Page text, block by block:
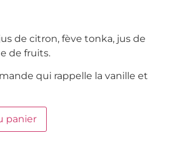
de citron, fève tonka, jus de
de fruits.
qui rappelle la vanille et
panier